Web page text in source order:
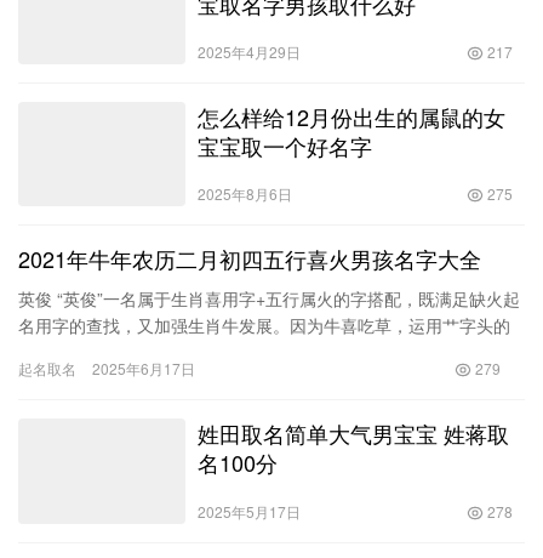
2025年4月29日 217
怎么样给12月份出生的属鼠的女
宝宝取一个好名字
2025年8月6日 275
2021年牛年农历二月初四五行喜火男孩名字大全
英俊 “英俊”一名属于生肖喜用字+五行属火的字搭配，既满足缺火起
名用字的查找，又加强生肖牛发展。因为牛喜吃草，运用艹字头的
起名取名 2025年6月17日 279
姓田取名简单大气男宝宝 姓蒋取
名100分
2025年5月17日 278